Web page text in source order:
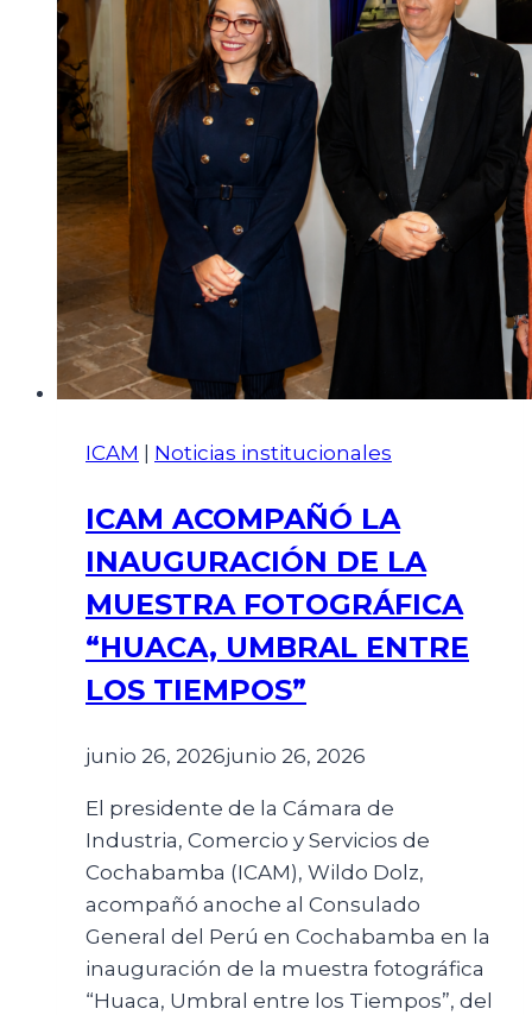
ICAM Noticias institucionales
ICAM ACOMPAÑÓ LA
INAUGURACIÓN DE LA
MUESTRA FOTOGRÁFICA
“HUACA, UMBRAL ENTRE
LOS TIEMPOS”
junio 26, 2026junio 26, 2026
El presidente de la Cámara de
Industria, Comercio y Servicios de
Cochabamba (ICAM), Wildo Dolz,
acompañó anoche al Consulado
General del Perú en Cochabamba en la
inauguración de la muestra fotográfica
“Huaca, Umbral entre los Tiempos”, del